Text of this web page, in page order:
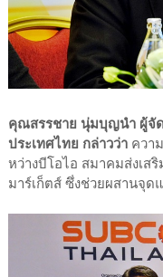
คุณสรรชาย นุ่มบุญนำ ผู้จั
ประเทศไทย กล่าวว่า ควา
หว่างบีโอไอ สมาคมส่งเส
มาร์เก็ตส์ ซึ่งช่วยผสานจุด